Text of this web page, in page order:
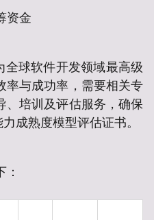
资金
全球软件开发领域最高级
率与成功率，需要相关专
、培训及评估服务，确保
成熟度模型评估证书。